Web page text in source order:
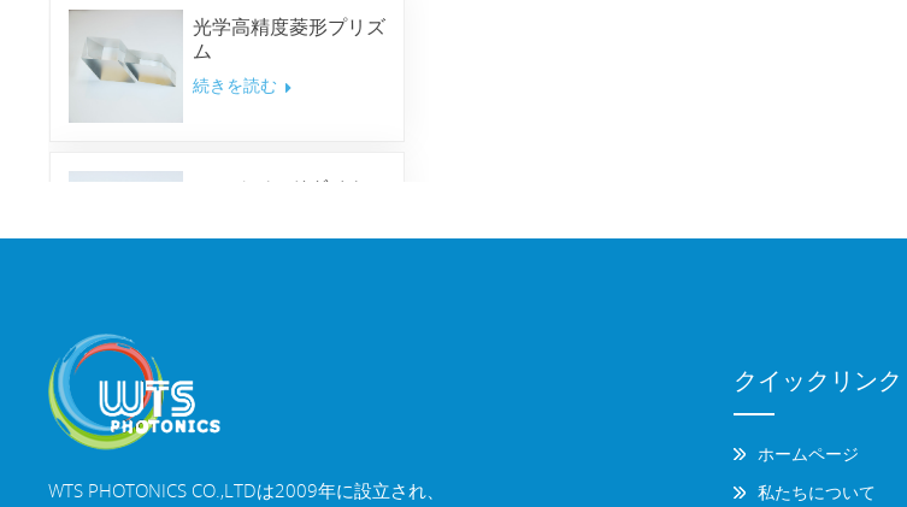
光学高精度菱形プリズ
ム
続きを読む
マルチバンドダイクロ
WTS PHOTONICS CO.,LTDは2009年に設立され、
クイックリンク
ホームページ
私たちについて